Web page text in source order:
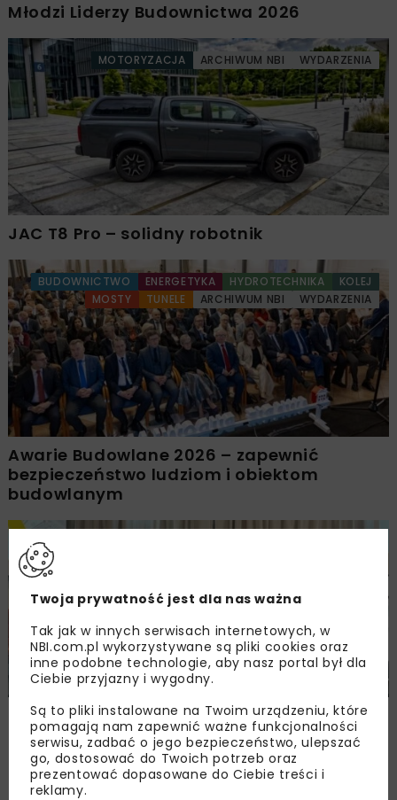
Młodzi Liderzy Budownictwa 2026
MOTORYZACJA ARCHIWUM NBI WYDARZENIA
JAC T8 Pro – solidny robotnik
BUDOWNICTWO ENERGETYKA HYDROTECHNIKA
KOLEJ
MOSTY
TUNELE ARCHIWUM NBI WYDARZENIA
Awarie Budowlane 2026 – zapewnić
bezpieczeństwo ludziom i obiektom
budowlanym
Śląskie Forum Drogownictwa 2026
Załaduj więcej...
Twoja prywatność jest dla nas ważna
Tak jak w innych serwisach internetowych, w
NBI.com.pl wykorzystywane są pliki cookies oraz
inne podobne technologie, aby nasz portal był dla
Ciebie przyjazny i wygodny.
Są to pliki instalowane na Twoim urządzeniu, które
pomagają nam zapewnić ważne funkcjonalności
serwisu, zadbać o jego bezpieczeństwo, ulepszać
go, dostosować do Twoich potrzeb oraz
prezentować dopasowane do Ciebie treści i
reklamy.